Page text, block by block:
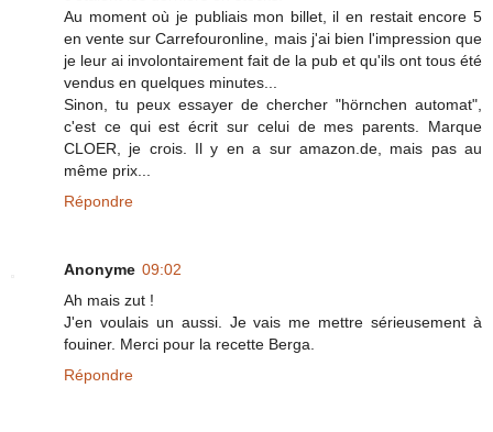
Au moment où je publiais mon billet, il en restait encore 5
en vente sur Carrefouronline, mais j'ai bien l'impression que
je leur ai involontairement fait de la pub et qu'ils ont tous été
vendus en quelques minutes...
Sinon, tu peux essayer de chercher "hörnchen automat",
c'est ce qui est écrit sur celui de mes parents. Marque
CLOER, je crois. Il y en a sur amazon.de, mais pas au
même prix...
Répondre
Anonyme 09:02
Ah mais zut !
J'en voulais un aussi. Je vais me mettre sérieusement à
fouiner. Merci pour la recette Berga.
Répondre